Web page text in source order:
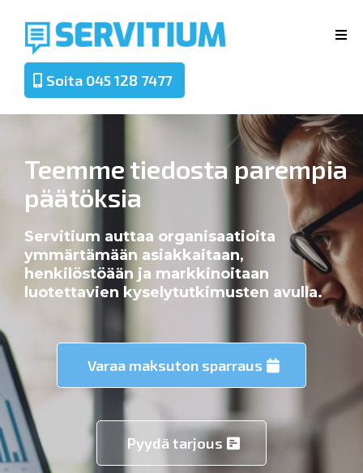
Soita 045 128 7477
Teemme tiedosta parempia
päätöksia
Servitium auttaa organisaatioita
ymmärtämään asiakkaitaan,
henkilöstöään ja markkinoitaan
luotettavien kyselytutkimusten avulla.
Varaa maksuton sparraus
Pyydä tarjous